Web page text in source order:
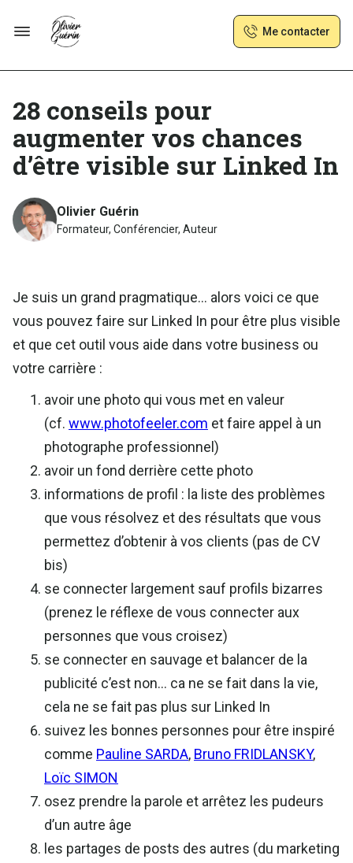
Me contacter
28 conseils pour
augmenter vos chances
d’être visible sur Linked In
Olivier Guérin
Formateur, Conférencier, Auteur
Je suis un grand pragmatique… alors voici ce que
vous pouvez faire sur Linked In pour être plus visible
et que cet outil vous aide dans votre business ou
votre carrière :
avoir une photo qui vous met en valeur
(cf. www.photofeeler.com et faire appel à un
photographe professionnel)
avoir un fond derrière cette photo
informations de profil : la liste des problèmes
que vous résolvez et des résultats que vous
permettez d’obtenir à vos clients (pas de CV
bis)
se connecter largement sauf profils bizarres
(prenez le réflexe de vous connecter aux
personnes que vous croisez)
se connecter en sauvage et balancer de la
publicité c’est non… ca ne se fait dans la vie,
cela ne se fait pas plus sur Linked In
suivez les bonnes personnes pour être inspiré
comme Pauline SARDA, Bruno FRIDLANSKY,
Loïc SIMON
osez prendre la parole et arrêtez les pudeurs
d’un autre âge
les partages de posts des autres (du marketing